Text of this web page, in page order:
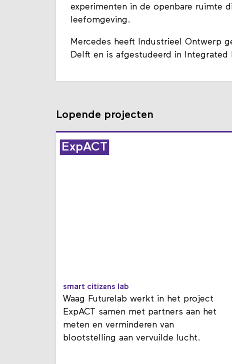
experimenten in de openbare ruimte
leefomgeving.
Mercedes heeft Industrieel Ontwerp
Delft en is afgestudeerd in Integrated
Lopende projecten
ExpACT
smart citizens lab
Waag Futurelab werkt in het project
ExpACT samen met partners aan het
meten en verminderen van
blootstelling aan vervuilde lucht.